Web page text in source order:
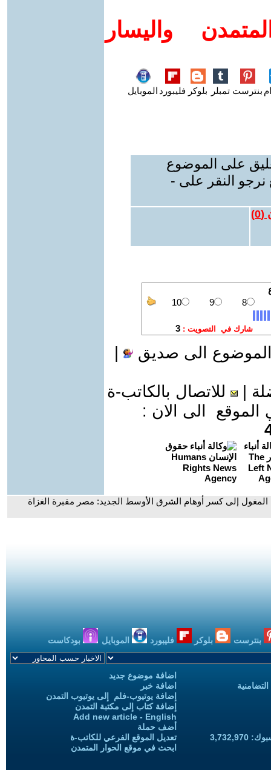
واليسار
بنترست تمبلر بلوكر فليبورد الموبايل
على الموضوع
نرجو النقر على -
(
0
)
الى صديق
للاتصال بالكاتب-ة
الى الان :
إلى كسر أوهام الشرق الأوسط الجديد: مصر مقبرة الغزاة
بنترست بلوكر فليبورد الموبايل بودكاست
اضافة موضوع جديد
اضافة خبر
إضافة يوتيوب-فلم إلى يوتيوب التمدن
إضافة كتاب إلى مكتبة التمدن
Add new article - English
أضف حملة
تعديل الموقع الفرعي للكاتب-ة
ابحث في موقع الحوار المتمدن